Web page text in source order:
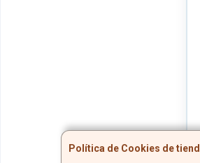
Política de Cookies de